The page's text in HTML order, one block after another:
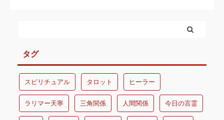
タグ
スピリチュアル タロット ヒーラー
ラリマー天寧 三角関係 人間関係 今日の言霊